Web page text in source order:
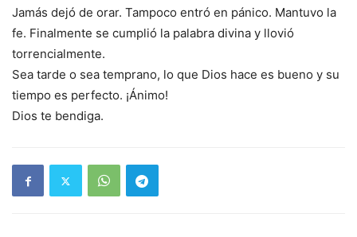
Jamás dejó de orar. Tampoco entró en pánico. Mantuvo la
fe. Finalmente se cumplió la palabra divina y llovió
torrencialmente.
Sea tarde o sea temprano, lo que Dios hace es bueno y su
tiempo es perfecto. ¡Ánimo!
Dios te bendiga.